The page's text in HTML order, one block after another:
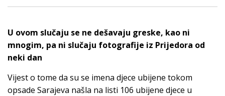
U ovom slučaju se ne dešavaju greske, kao ni
mnogim, pa ni slučaju fotografije iz Prijedora od
neki dan
Vijest o tome da su se imena djece ubijene tokom
opsade Sarajeva našla na listi 106 ubijene djece u